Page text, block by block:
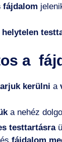
fájdalom
helytelen
a
kerülni a
a nehéz
testtartásra